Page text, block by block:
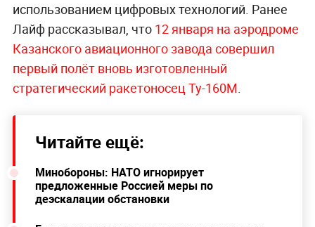
использованием цифровых технологий. Ранее
Лайф рассказывал, что 12 января на аэродроме
Казанского авиационного завода совершил
первый полёт вновь изготовленный
стратегический ракетоносец Ту-160М.
Читайте ещё:
Минобороны: НАТО игнорирует
предложенные Россией меры по
деэскалации обстановки